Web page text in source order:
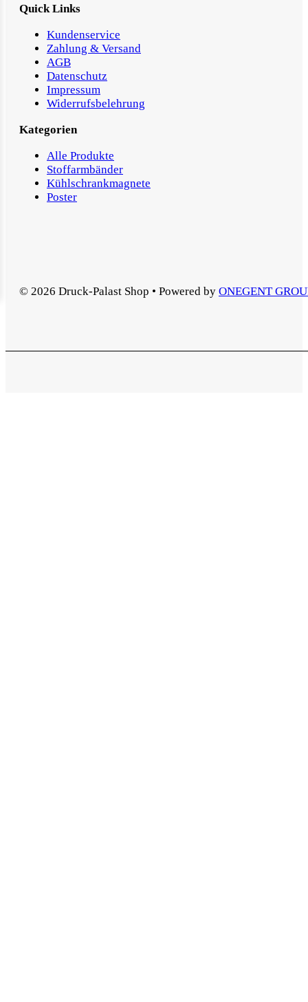
Quick Links
Kundenservice
Zahlung & Versand
AGB
Datenschutz
Impressum
Widerrufsbelehrung
Kategorien
Alle Produkte
Stoffarmbänder
Kühlschrankmagnete
Poster
© 2026 Druck-Palast Shop • Powered by ONEGENT